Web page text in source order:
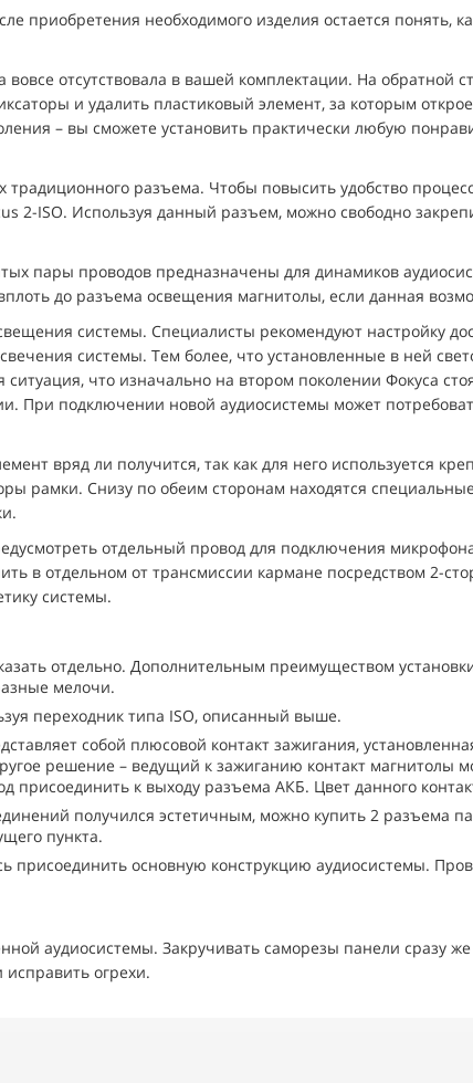
приобретения необходимого изделия остается понять,
отсутствовала в вашей комплектации. На обратной
и удалить пластиковый элемент, за которым
– вы сможете установить практически любую
разъема. Чтобы повысить удобство
2-ISO. Используя данный разъем, можно свободно
пары проводов предназначены для динамиков
до разъема освещения магнитолы, если данная
системы. Специалисты рекомендуют настройку
системы. Тем более, что установленные в ней
что изначально на втором поколении Фокуса
При подключении новой аудиосистемы может
вряд ли получится, так как для него используется
рамки. Снизу по обеим сторонам находятся
отдельный провод для подключения
в отдельном от трансмиссии кармане посредством 2-
системы.
отдельно. Дополнительным преимуществом
мелочи.
переходник типа ISO, описанный выше.
собой плюсовой контакт зажигания,
решение – ведущий к зажиганию контакт магнитолы
присоединить к выходу разъема АКБ. Цвет данного
получился эстетичным, можно купить 2 разъема
пункта.
присоединить основную конструкцию аудиосистемы.
аудиосистемы. Закручивать саморезы панели сразу
огрехи.